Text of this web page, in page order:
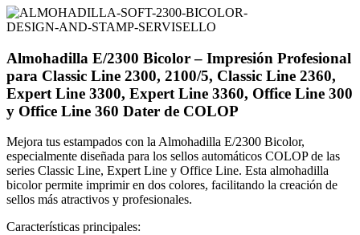
Almohadilla E/2300 Bicolor – Impresión Profesional
para Classic Line 2300, 2100/5, Classic Line 2360,
Expert Line 3300, Expert Line 3360, Office Line 300
y Office Line 360 Dater de COLOP
Mejora tus estampados con la Almohadilla E/2300 Bicolor,
especialmente diseñada para los sellos automáticos COLOP de las
series Classic Line, Expert Line y Office Line. Esta almohadilla
bicolor permite imprimir en dos colores, facilitando la creación de
sellos más atractivos y profesionales.
Características principales: